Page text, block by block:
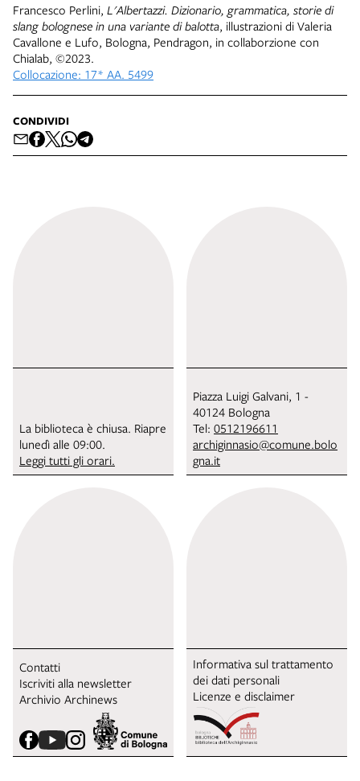
Francesco Perlini, L'Albertazzi. Dizionario, grammatica, storie di
slang bolognese in una variante di balotta, illustrazioni di Valeria
Cavallone e Lufo, Bologna, Pendragon, in collaborzione con
Chialab, ©2023.
Collocazione: 17* AA. 5499
CONDIVIDI
La biblioteca è chiusa. Riapre
lunedì alle 09:00.
Leggi tutti gli orari.
Piazza Luigi Galvani, 1 -
40124 Bologna
Tel: 0512196611
archiginnasio@comune.bolo
gna.it
Contatti
Iscriviti alla newsletter
Archivio Archinews
Informativa sul trattamento
dei dati personali
Licenze e disclaimer